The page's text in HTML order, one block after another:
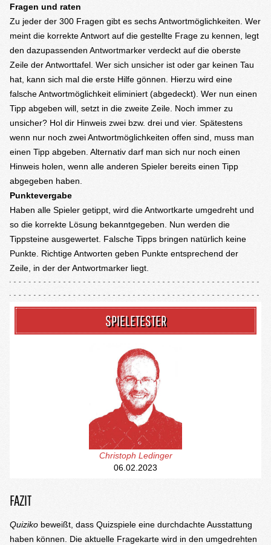
Fragen und raten
Zu jeder der 300 Fragen gibt es sechs Antwortmöglichkeiten. Wer
meint die korrekte Antwort auf die gestellte Frage zu kennen, legt
den dazupassenden Antwortmarker verdeckt auf die oberste
Zeile der Antworttafel. Wer sich unsicher ist oder gar keinen Tau
hat, kann sich mal die erste Hilfe gönnen. Hierzu wird eine
falsche Antwortmöglichkeit eliminiert (abgedeckt). Wer nun einen
Tipp abgeben will, setzt in die zweite Zeile. Noch immer zu
unsicher? Hol dir Hinweis zwei bzw. drei und vier. Spätestens
wenn nur noch zwei Antwortmöglichkeiten offen sind, muss man
einen Tipp abgeben. Alternativ darf man sich nur noch einen
Hinweis holen, wenn alle anderen Spieler bereits einen Tipp
abgegeben haben.
Punktevergabe
Haben alle Spieler getippt, wird die Antwortkarte umgedreht und
so die korrekte Lösung bekanntgegeben. Nun werden die
Tippsteine ausgewertet. Falsche Tipps bringen natürlich keine
Punkte. Richtige Antworten geben Punkte entsprechend der
Zeile, in der der Antwortmarker liegt.
SPIELETESTER
Christoph Ledinger
06.02.2023
FAZIT
Quiziko beweißt, dass Quizspiele eine durchdachte Ausstattung
haben können. Die aktuelle Fragekarte wird in den umgedrehten